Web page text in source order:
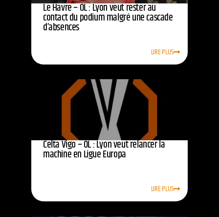
Le Havre – OL : Lyon veut rester au
contact du podium malgré une cascade
d’absences
LIRE PLUS
Celta Vigo – OL : Lyon veut relancer la
machine en Ligue Europa
LIRE PLUS